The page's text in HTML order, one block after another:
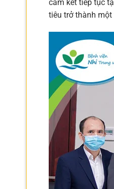
cam kết tiếp tục
tiêu trở thành